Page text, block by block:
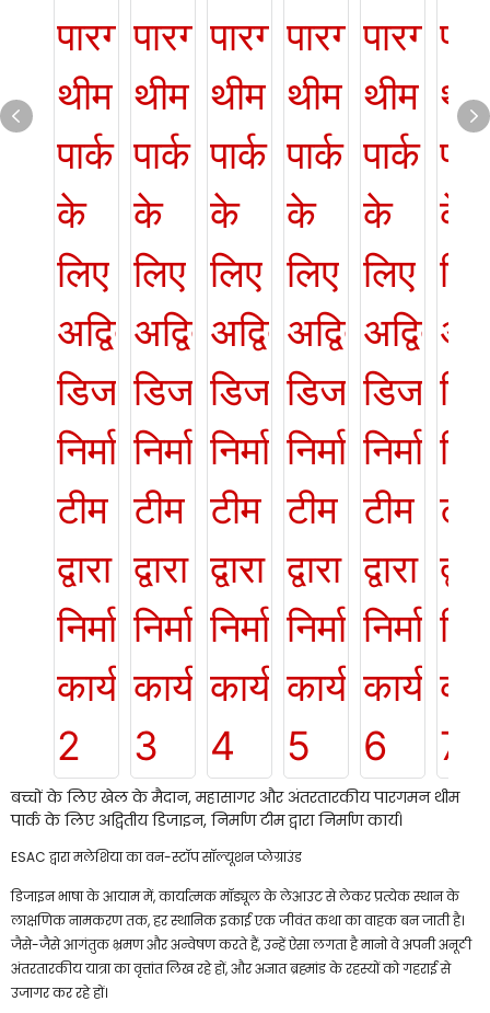
बच्चों के लिए खेल के मैदान, महासागर और अंतरतारकीय पारगमन थीम
पार्क के लिए अद्वितीय डिजाइन, निर्माण टीम द्वारा निर्माण कार्य।
ESAC द्वारा मलेशिया का वन-स्टॉप सॉल्यूशन प्लेग्राउंड
डिजाइन भाषा के आयाम में, कार्यात्मक मॉड्यूल के लेआउट से लेकर प्रत्येक स्थान के
लाक्षणिक नामकरण तक, हर स्थानिक इकाई एक जीवंत कथा का वाहक बन जाती है।
जैसे-जैसे आगंतुक भ्रमण और अन्वेषण करते हैं, उन्हें ऐसा लगता है मानो वे अपनी अनूठी
अंतरतारकीय यात्रा का वृत्तांत लिख रहे हों, और अज्ञात ब्रह्मांड के रहस्यों को गहराई से
उजागर कर रहे हों।